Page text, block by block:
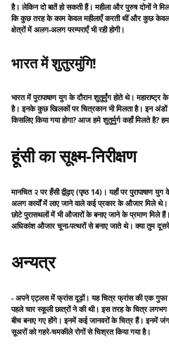
है। लेकिन दो बातें हो सकती हैं। महीला और पुरुष दोनों ने
कि कुछ तरह के काम केवल महीलाएँ करती थीं और कुछ
क्षेत्रों में अलग-अलग परम्पराएँ भी रही होगी।
भारत में शुतुरमुंगि!
भारत में पुरापाषाण युग के दौरान शुतुर्मुंग होते थे।
है। इनके कुछ खिलकों पर चित्रकान भी मिलता है। इन
किसलिए किया गया होगा? आज हमे शुतुर्मुर्ग कहाँ मिलते है?
हूंसी का सूक्ष्म-निरीक्षण
मानचित २ पर हँसी द्वी्ढ़ए (पृष्ठ 14)। यहाँ पर
अलग कार्यों में लाए जाने वाले कई प्रकार के औजार मिले
छोटे पुरासथलों में भी औजारों के बनाए जाने के प्रमाण
अधिकांश औजार चूना-पत्थरों से बनाए जाते थे। क्या तुम
अन्यत्र
- अपने एट्लस में फ्रांस दूढ़ों। यह चित्र फ्रांस की एक
पहले चार स्कूली छात्रों ने की थी। इस तरह के चित्र
बीच बनाए गए होंगे। इनमें कई जानवरों के चित्र हैं। इनमें
सूअरों को गहरे-चमकीले रोगों से चिश्रत किया गया है।